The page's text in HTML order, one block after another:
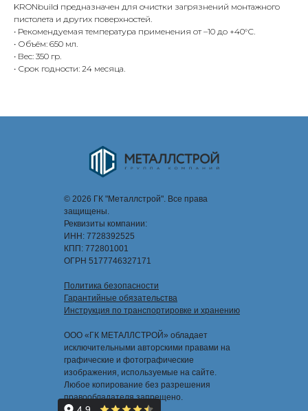
KRONbuild предназначен для очистки загрязнений монтажного
пистолета и других поверхностей.
• Рекомендуемая температура применения от –10 до +40°С.
• Объём: 650 мл.
• Вес: 350 гр.
• Срок годности: 24 месяца.
© 2026 ГК "Металлстрой". Все права
защищены.
Реквизиты компании:
ИНН: 7728392525
КПП: 772801001
ОГРН 5177746327171
Политика безопасности
Гарантийные обязательства
Инструкция по транспортировке и хранению
ООО «ГК МЕТАЛЛСТРОЙ» обладает
исключительными авторскими правами на
графические и фотографические
изображения, используемые на сайте.
Любое копирование без разрешения
правообладателя запрещено.